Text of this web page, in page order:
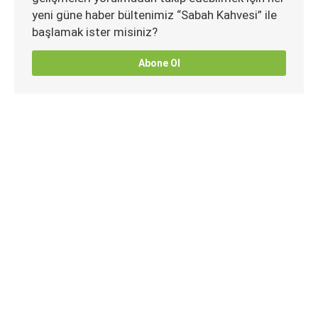
yeni güne haber bültenimiz “Sabah Kahvesi” ile
başlamak ister misiniz?
Abone Ol